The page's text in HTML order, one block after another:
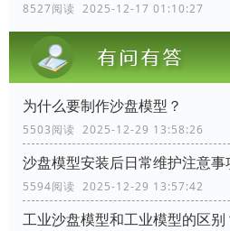
8527阅读 2025-12-17 01:10:27
为什么要制作沙盘模型？
5503阅读 2025-12-29 13:58:26
沙盘模型安装后日常维护注意事
5594阅读 2025-12-29 13:57:42
工业沙盘模型和工业模型的区别